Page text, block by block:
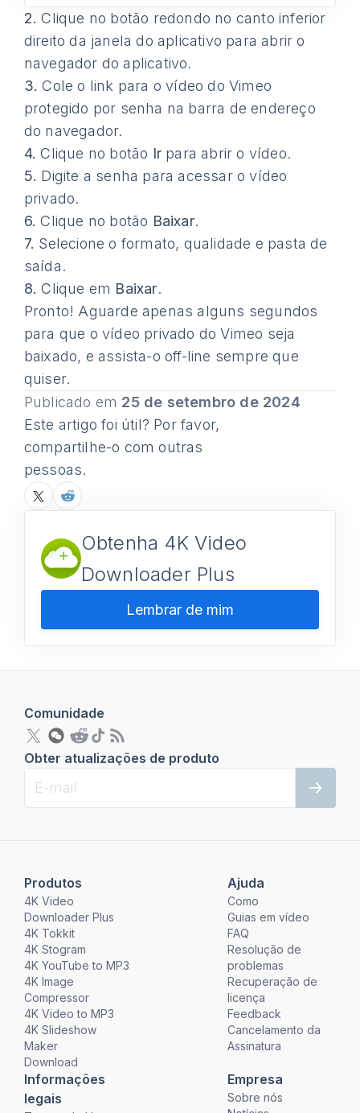
2. Clique no botão redondo no canto inferior
direito da janela do aplicativo para abrir o
navegador do aplicativo.
3. Cole o link para o vídeo do Vimeo
protegido por senha na barra de endereço
do navegador.
4. Clique no botão Ir para abrir o vídeo.
5. Digite a senha para acessar o vídeo
privado.
6. Clique no botão Baixar.
7. Selecione o formato, qualidade e pasta de
saída.
8. Clique em Baixar.
Pronto! Aguarde apenas alguns segundos
para que o vídeo privado do Vimeo seja
baixado, e assista-o off-line sempre que
quiser.
Publicado em 25 de setembro de 2024
Este artigo foi útil? Por favor,
compartilhe-o com outras
pessoas.
Obtenha 4K Video
Downloader Plus
Lembrar de mim
Produtos
4K Video
Downloader Plus
4K Tokkit
4K Stogram
4K YouTube to MP3
4K Image
Compressor
4K Video to MP3
4K Slideshow
Maker
Download
Ajuda
Como
Guias em vídeo
FAQ
Resolução de
problemas
Recuperação de
licença
Feedback
Cancelamento da
Assinatura
Informações
legais
Empresa
Sobre nós
Comunidade
Obter atualizações de produto